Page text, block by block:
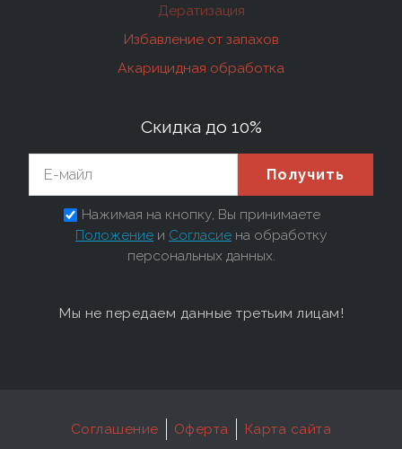
Дератизация
Избавление от запахов
Акарицидная обработка
Скидка до 10%
Получить
Нажимая на кнопку, Вы принимаете
Положение и Согласие на обработку
персональных данных.
Мы не передаем данные третьим лицам!
Соглашение Оферта Карта сайта